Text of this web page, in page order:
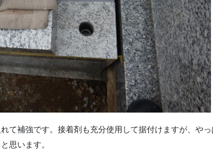
て補強です。接着剤も充分使用して据付けますが、や
思います。